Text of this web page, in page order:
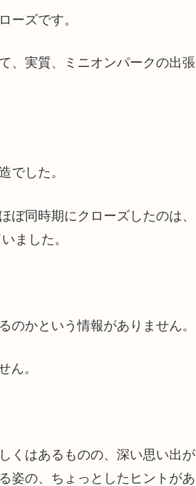
ーズです。
、実質、ミニオンパークの出張
でした。
ぼ同時期にクローズしたのは、
ました。
のかという情報がありません。
ん。
くはあるものの、深い思い出が
姿の、ちょっとしたヒントがあ